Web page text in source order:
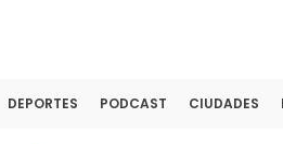
DEPORTES PODCAST CIUDADES